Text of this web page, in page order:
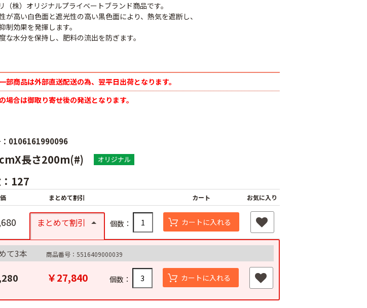
ールマルチ 厚さ
0.02mmX幅95cmX
オリジナル国産黒マ
ルチ 厚さ0.02ｍｍ
Ｘ長さ400ｍ
￥8,780
農業用ポリエチレン
（農ポリ）透明マル
チ 厚さ0.05mmX長
さ100ｍ
￥9,180
（株）オリジナルプライベートブランド商品です。
が高い白色面と遮光性の高い黒色面により、熱気を遮断し、
制効果を発揮します。
な水分を保持し、肥料の流出を防ぎます。
部商品は外部直送配送の為、翌平日出荷となります。
場合は御取り寄せ後の発送となります。
：0106161990096
長さ200m(#)
127
まとめて割引 カート お気に入り
まとめて割引 個数： カートに入れる
て3本 商品番号：5516409000039
￥27,840 個数： カートに入れる